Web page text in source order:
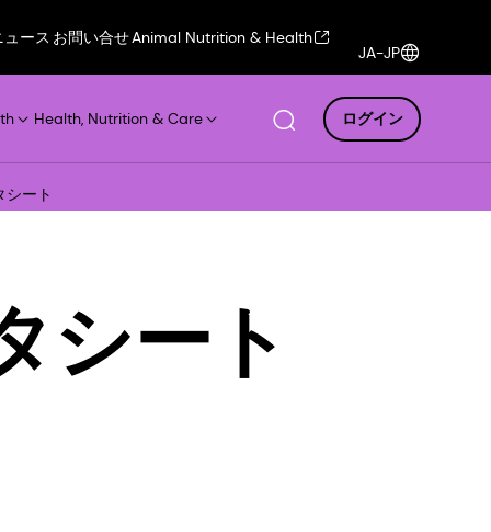
ュース お問い合せAnimal Nutrition & Health
JA-JP
Health, Nutrition & Care ログイン
ート
シート